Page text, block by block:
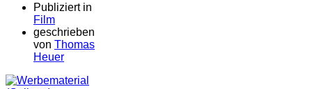
Publiziert in
Film
geschrieben
von Thomas
Heuer